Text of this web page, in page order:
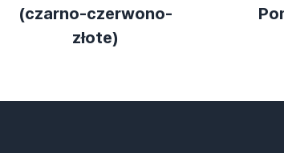
(czarno-czerwono-
złote)